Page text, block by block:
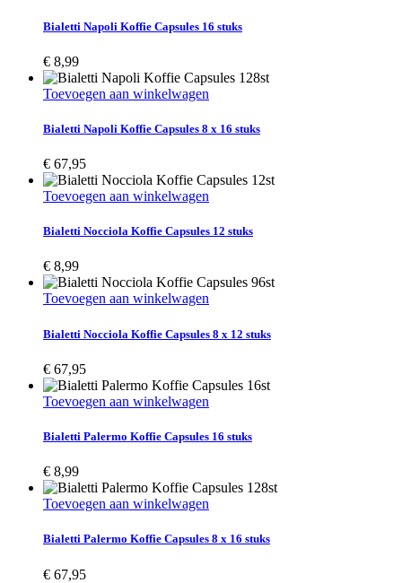
Bialetti Napoli Koffie Capsules 16 stuks
€ 8,99
Toevoegen aan winkelwagen
Bialetti Napoli Koffie Capsules 8 x 16 stuks
€ 67,95
Toevoegen aan winkelwagen
Bialetti Nocciola Koffie Capsules 12 stuks
€ 8,99
Toevoegen aan winkelwagen
Bialetti Nocciola Koffie Capsules 8 x 12 stuks
€ 67,95
Toevoegen aan winkelwagen
Bialetti Palermo Koffie Capsules 16 stuks
€ 8,99
Toevoegen aan winkelwagen
Bialetti Palermo Koffie Capsules 8 x 16 stuks
€ 67,95